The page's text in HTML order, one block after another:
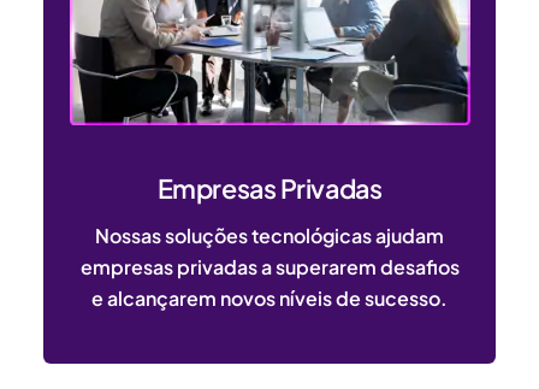
Empresas Privadas
Nossas soluções tecnológicas ajudam
empresas privadas a superarem desafios
e alcançarem novos níveis de sucesso.